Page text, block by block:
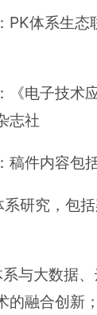
：PK体系生态
：《电子技术
全》杂
：稿件内容包
系研究，包
与大数据、
的融合创新；